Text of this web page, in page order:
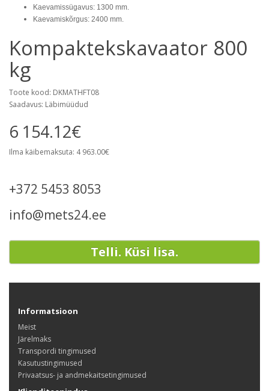
Kaevamissügavus: 1300 mm.
Kaevamiskõrgus: 2400 mm.
Kompaktekskavaator 800
kg
Toote kood: DKMATHFT08
Saadavus: Läbimüüdud
6 154.12€
Ilma käibemaksuta: 4 963.00€
+372 5453 8053
info@mets24.ee
Telli. Küsi lisa.
Informatsioon
Meist
Järelmaks
Transpordi tingimused
Kasutustingimused
Privaatsus- ja andmekaitsetingimused